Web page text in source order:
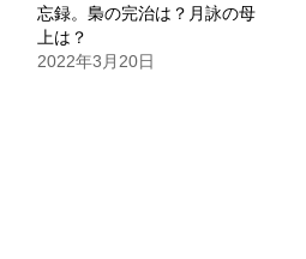
忘録。梟の完治は？月詠の母
上は？
2022年3月20日